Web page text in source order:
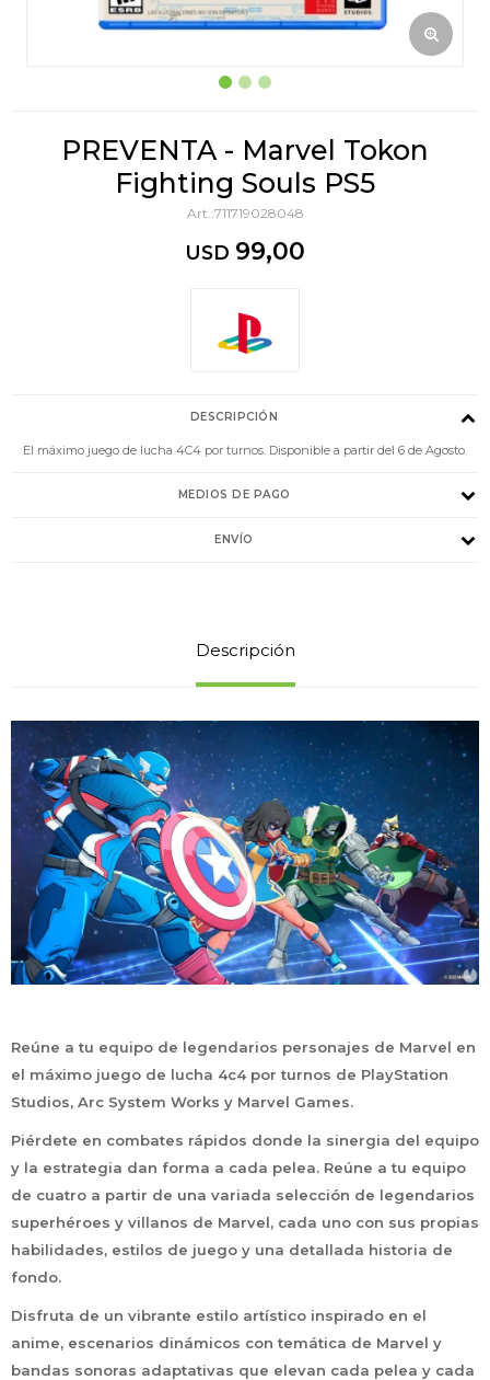
PREVENTA - Marvel Tokon
Fighting Souls PS5
711719028048
USD 99,00
DESCRIPCIÓN
El máximo juego de lucha 4C4 por turnos. Disponible a partir del 6 de Agosto.
MEDIOS DE PAGO
ENVÍO
Descripción
Reúne a tu equipo de legendarios personajes de Marvel en
el máximo juego de lucha 4c4 por turnos de PlayStation
Studios, Arc System Works y Marvel Games.
Piérdete en combates rápidos donde la sinergia del equipo
y la estrategia dan forma a cada pelea. Reúne a tu equipo
de cuatro a partir de una variada selección de legendarios
superhéroes y villanos de Marvel, cada uno con sus propias
habilidades, estilos de juego y una detallada historia de
fondo.
Disfruta de un vibrante estilo artístico inspirado en el
anime, escenarios dinámicos con temática de Marvel y
bandas sonoras adaptativas que elevan cada pelea y cada